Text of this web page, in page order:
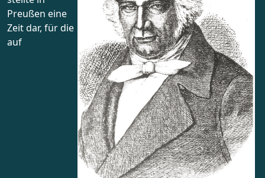
Preußen eine
Zeit dar, für die
auf